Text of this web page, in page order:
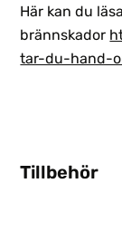
Här kan du
brännskador
tar-du-hand-
Tillbehör